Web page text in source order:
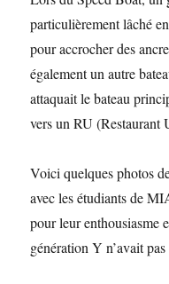
particulièrement lâché
pour accrocher des
également un autre
attaquait le bateau
vers un RU (Restaurant
Voici quelques photos
avec les étudiants de
pour leur
génération Y n’avait